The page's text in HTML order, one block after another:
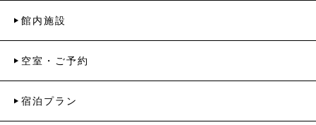
館内施設
空室・ご予約
宿泊プラン